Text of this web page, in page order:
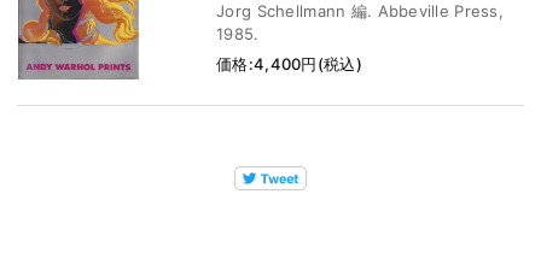
Jorg Schellmann 編. Abbeville Press,
1985.
価格:4,400円(税込)